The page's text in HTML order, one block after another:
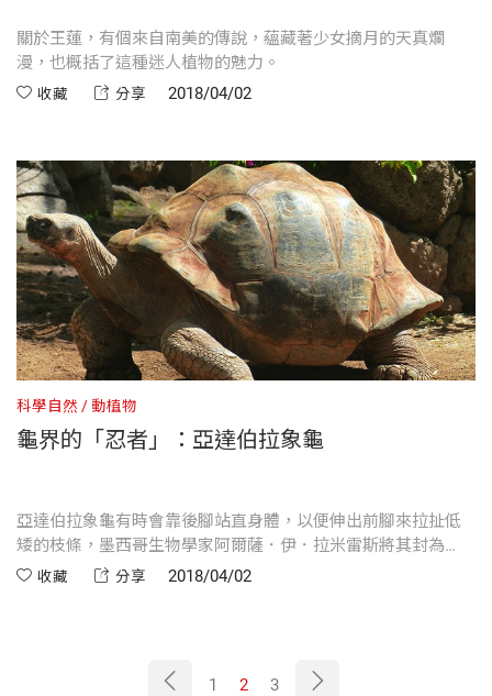
關於王蓮，有個來自南美的傳說，蘊藏著少女摘月的天真爛
漫，也概括了這種迷人植物的魅力。
收藏 分享 2018/04/02
科學自然 動植物
龜界的「忍者」：亞達伯拉象龜
亞達伯拉象龜有時會靠後腳站直身體，以便伸出前腳來拉扯低
矮的枝條，墨西哥生物學家阿爾薩．伊．拉米雷斯將其封為
「龜界的忍者」。
收藏 分享 2018/04/02
1 2 3